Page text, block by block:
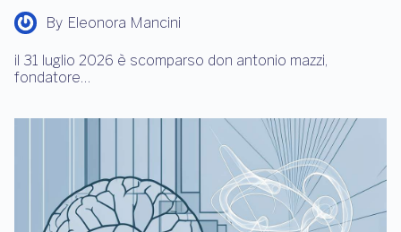
By Eleonora Mancini
il 31 luglio 2026 è scomparso don antonio mazzi,
fondatore…